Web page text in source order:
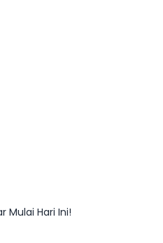
Mulai Hari Ini!